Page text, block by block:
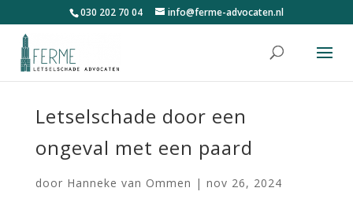
030 202 70 04 info@ferme-advocaten.nl
Letselschade door een
ongeval met een paard
door Hanneke van Ommen | nov 26, 2024